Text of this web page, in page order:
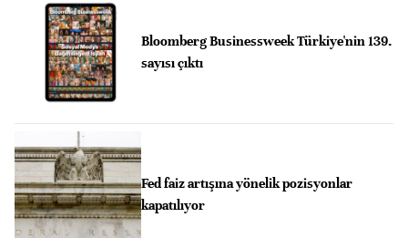
Bloomberg Businessweek Türkiye'nin 139.
sayısı çıktı
Fed faiz artışına yönelik pozisyonlar
kapatılıyor